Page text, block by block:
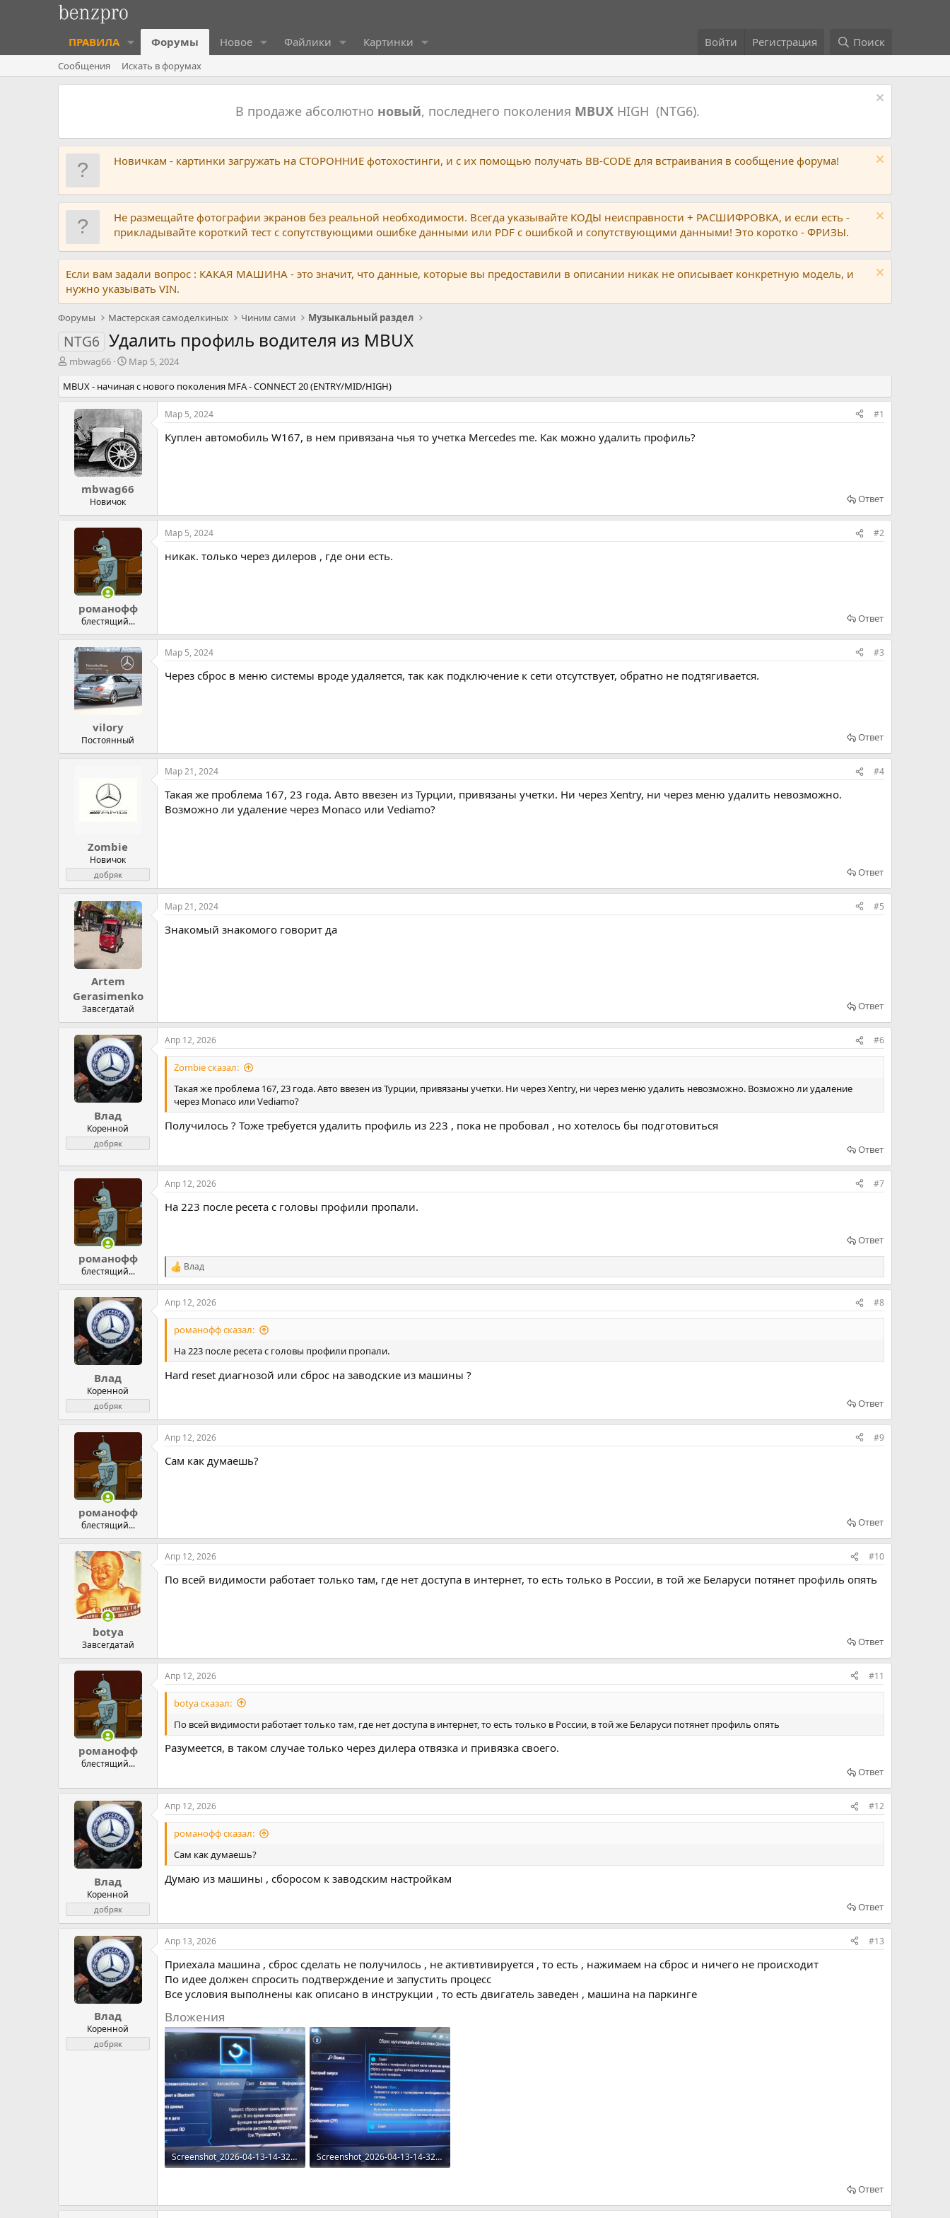
ПРАВИЛА Форумы Новое Файлики Картинки Войти Регистрация Поиск
Сообщения Искать в форумах
В продаже абсолютно новый, последнего поколения MBUXHIGH (NTG6).
Новичкам - картинки загружать на СТОРОННИЕ фотохостинги, и с их помощью получать BB-CODE для встраивания в сообщение форума!
Не размещайте фотографии экранов без реальной необходимости. Всегда указывайте КОДЫ неисправности + РАСШИФРОВКА, и если есть -
прикладывайте короткий тест с сопутствующими ошибке данными или PDF с ошибкой и сопутствующими данными! Это коротко - ФРИЗЫ.
Если вам задали вопрос : КАКАЯ МАШИНА - это значит, что данные, которые вы предоставили в описании никак не описывает конкретную модель, и
нужно указывать VIN.
Форумы Мастерская самоделкиных Чиним сами Музыкальный раздел
NTG6 Удалить профиль водителя из MBUX
А
т
о
м
ы
mbwag66
Д
т
а
н
а
ч
а
л
а
Мар 5, 2024
MBUX - начиная с нового поколения MFA - CONNECT 20 (ENTRY/MID/HIGH)
mbwag66
Новичок
Мар 5, 2024 #1
Куплен автомобиль W167, в нем привязана чья то учетка Mercedes me. Как можно удалить профиль?
Ответ
романофф
блестящий...
Мар 5, 2024 #2
никак. только через дилеров , где они есть.
Ответ
vilory
Постоянный
Мар 5, 2024 #3
Через сброс в меню системы вроде удаляется, так как подключение к сети отсутствует, обратно не подтягивается.
Ответ
Zombie
Новичок
добряк
Мар 21, 2024 #4
Такая же проблема 167, 23 года. Авто ввезен из Турции, привязаны учетки. Ни через Xentry, ни через меню удалить невозможно.
Возможно ли удаление через Monaco или Vediamo?
Ответ
Artem
Gerasimenko
Завсегдатай
Мар 21, 2024 #5
Знакомый знакомого говорит да
Ответ
Влад
Коренной
добряк
Апр 12, 2026 #6
Zombie сказал:
Такая же проблема 167, 23 года. Авто ввезен из Турции, привязаны учетки. Ни через Xentry, ни через меню удалить невозможно. Возможно ли удаление
через Monaco или Vediamo?
Получилось ? Тоже требуется удалить профиль из 223 , пока не пробовал , но хотелось бы подготовиться
Ответ
романофф
блестящий...
Апр 12, 2026 #7
На 223 после ресета с головы профили пропали.
Ответ
Р
е
а
к
ц
и
и
Влад
Влад
Коренной
добряк
Апр 12, 2026 #8
романофф сказал:
На 223 после ресета с головы профили пропали.
Hard reset диагнозой или сброс на заводские из машины ?
Ответ
романофф
блестящий...
Апр 12, 2026 #9
Сам как думаешь?
Ответ
botya
Завсегдатай
Апр 12, 2026 #10
По всей видимости работает только там, где нет доступа в интернет, то есть только в России, в той же Беларуси потянет профиль опять
Ответ
романофф
блестящий...
Апр 12, 2026 #11
botya сказал:
По всей видимости работает только там, где нет доступа в интернет, то есть только в России, в той же Беларуси потянет профиль опять
Разумеется, в таком случае только через дилера отвязка и привязка своего.
Ответ
Влад
Коренной
добряк
Апр 12, 2026 #12
романофф сказал:
Сам как думаешь?
Думаю из машины , сборосом к заводским настройкам
Ответ
Влад
Коренной
добряк
Апр 13, 2026 #13
Приехала машина , сброс сделать не получилось , не активтивируется , то есть , нажимаем на сброс и ничего не происходит
По идее должен спросить подтверждение и запустить процесс
Все условия выполнены как описано в инструкции , то есть двигатель заведен , машина на паркинге
Вложения
Screenshot_2026-04-13-14-32-28-572_com.miui.gallery-edit.jpg
Screenshot_2026-04-13-14-32-43-655_com.miui.gallery-edit.jpg
Ответ